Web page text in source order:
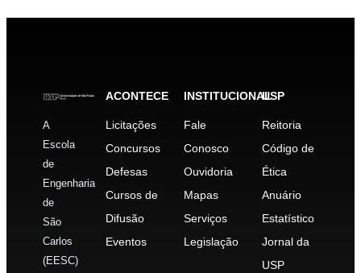
A
Escola
de
Engenharia
de
São
Carlos
(EESC)
ACONTECE
Licitações
Concursos
Defesas
Cursos de
Difusão
Eventos
INSTITUCIONAL
Fale
Conosco
Ouvidoria
Mapas
Serviços
Legislação
USP
Reitoria
Código de
Ética
Anuário
Estatístico
Jornal da
USP